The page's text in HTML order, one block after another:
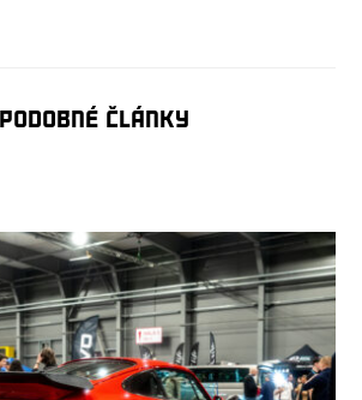
Podobné články